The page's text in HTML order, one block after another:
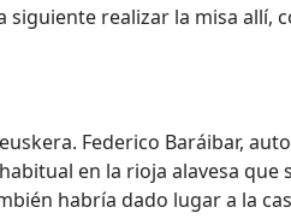
realizar la misa allí,
Federico Baráibar,
en la rioja alavesa que
habría dado lugar a la